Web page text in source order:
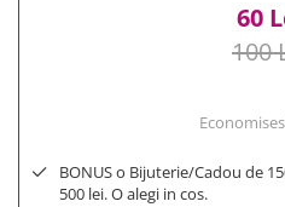
60
100
BONUS o Bijuterie/Cadou de
500 lei. O alegi in cos.